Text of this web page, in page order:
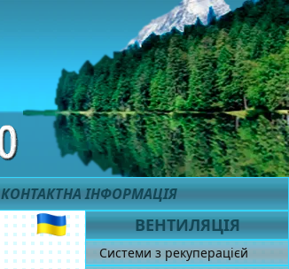
КОНТАКТНА ІНФОРМАЦІЯ
ВЕНТИЛЯЦІЯ
Системи з рекуперацієй